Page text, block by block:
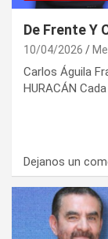
De Frente Y
10/04/2026
Carlos Águila
HURACÁN
Dejanos un